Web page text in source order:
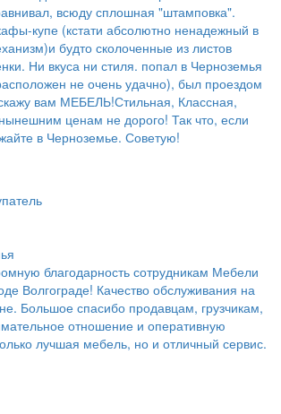
всюду сплошная "штамповка".
купе (кстати абсолютно ненадежный в
будто сколоченные из листов
Ни вкуса ни стиля. попал в Черноземья
не очень удачно), был проездом
вам МЕБЕЛЬ!Стильная, Классная,
ценам не дорого! Так что, если
в Черноземье. Советую!
благодарность сотрудникам Мебели
Волгограде! Качество обслуживания на
Большое спасибо продавцам, грузчикам,
отношение и оперативную
лучшая мебель, но и отличный сервис.